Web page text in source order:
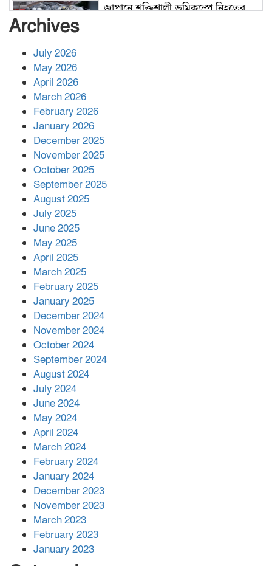
জাপানে শক্তিশালী ভূমিকম্পে নিহতের
পর ফোন তারেক রহমানের,গ্যাস সঙ্কট
সহায়তা দিলেন সাচিং প্রু জেরী
Archives
July 2026
May 2026
April 2026
March 2026
February 2026
January 2026
December 2025
November 2025
October 2025
September 2025
August 2025
July 2025
June 2025
May 2025
April 2025
March 2025
February 2025
January 2025
December 2024
November 2024
October 2024
September 2024
August 2024
July 2024
June 2024
May 2024
April 2024
March 2024
February 2024
January 2024
December 2023
November 2023
March 2023
February 2023
January 2023